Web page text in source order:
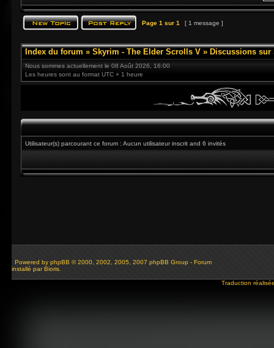
Page 1 sur 1 [ 1 message ]
Index du forum » Skyrim - The Elder Scrolls V » Discussions sur
Nous sommes actuellement le 08 Août 2026, 16:00
Les heures sont au format UTC + 1 heure
Utilisateur(s) parcourant ce forum : Aucun utilisateur inscrit and 6 invités
Powered by phpBB © 2000, 2002, 2005, 2007 phpBB Group - Forum
installé par Bioris.
Traduction